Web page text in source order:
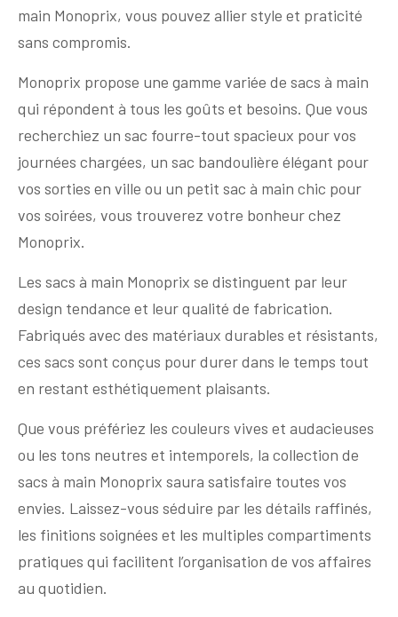
main Monoprix, vous pouvez allier style et praticité
sans compromis.
Monoprix propose une gamme variée de sacs à main
qui répondent à tous les goûts et besoins. Que vous
recherchiez un sac fourre-tout spacieux pour vos
journées chargées, un sac bandoulière élégant pour
vos sorties en ville ou un petit sac à main chic pour
vos soirées, vous trouverez votre bonheur chez
Monoprix.
Les sacs à main Monoprix se distinguent par leur
design tendance et leur qualité de fabrication.
Fabriqués avec des matériaux durables et résistants,
ces sacs sont conçus pour durer dans le temps tout
en restant esthétiquement plaisants.
Que vous préfériez les couleurs vives et audacieuses
ou les tons neutres et intemporels, la collection de
sacs à main Monoprix saura satisfaire toutes vos
envies. Laissez-vous séduire par les détails raffinés,
les finitions soignées et les multiples compartiments
pratiques qui facilitent l’organisation de vos affaires
au quotidien.